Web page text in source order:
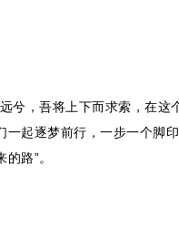
，吾将上下而求索，在这
一起逐梦前行，一步一个脚
路”。